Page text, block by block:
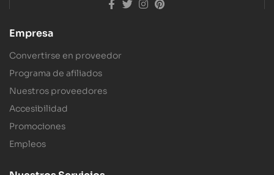
Empresa
Convertirse en proveedor
Programa de afiliados
Nuestros proveedores
Accesibilidad
Promociones
Empleos